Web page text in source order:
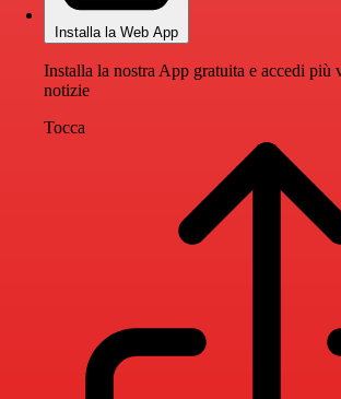
Installa la Web App
Installa la nostra App gratuita e accedi più
notizie
Tocca